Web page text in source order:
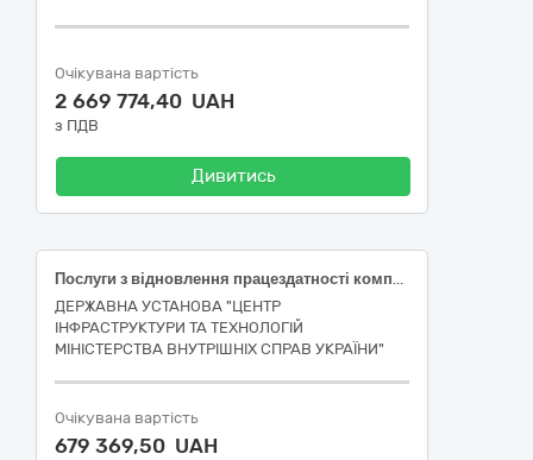
Очікувана вартість
2 669 774,40 UAH
з ПДВ
Дивитись
Послуги з відновлення працездатності комплексів автоматичної фото- та відеофіксації правопорушень у сфері забезпечення безпеки дорожнього руху «КАСКАД 3» із серійними номерами 046-1219, 053-1120, 115-1120, 126-1120, 141-1120, 147-1220, 154-1220, 165-1220, 167-1220, 169-1220, 192-1220, 208-1220, 211-1220, 249-1220, 250-1220, 270-1220, 285-1221 за ДК 021:2015: 50230000-6 Послуги з ремонту, технічного обслуговування дорожньої інфраструктури і пов’язаного обладнання та супутні послуги.
ДЕРЖАВНА УСТАНОВА "ЦЕНТР
ІНФРАСТРУКТУРИ ТА ТЕХНОЛОГІЙ
МІНІСТЕРСТВА ВНУТРІШНІХ СПРАВ УКРАЇНИ"
Очікувана вартість
679 369,50 UAH